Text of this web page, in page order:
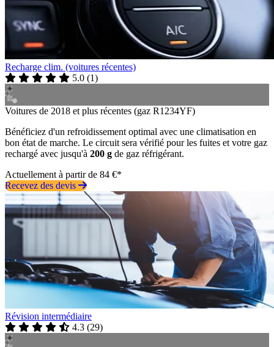
Recharge clim. (voitures récentes)
5.0 (1)
Voitures de 2018 et plus récentes (gaz R1234YF)
Bénéficiez d'un refroidissement optimal avec une climatisation en
bon état de marche. Le circuit sera vérifié pour les fuites et votre gaz
rechargé avec jusqu'à 200 g de gaz réfrigérant.
Actuellement à partir de 84 €*
Recevez des devis
Révision intermédiaire
4.3 (29)